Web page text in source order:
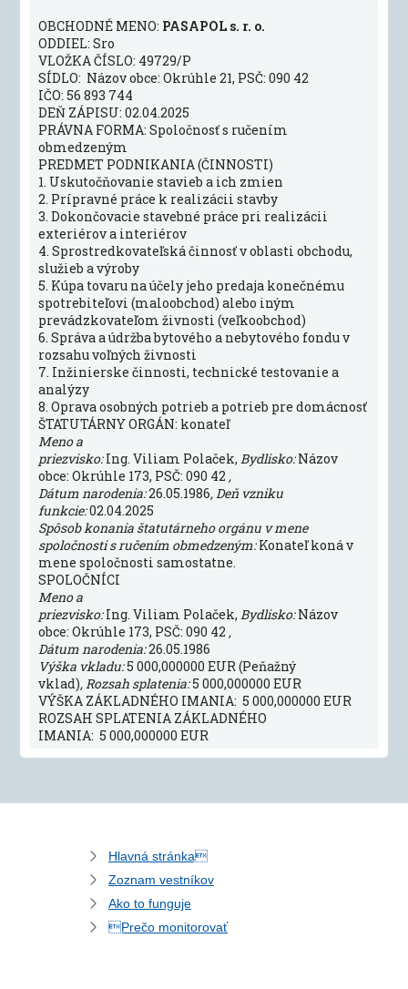
OBCHODNÉ MENO: PASAPOL s. r. o.
ODDIEL: Sro
VLOŽKA ČÍSLO: 49729/P
SÍDLO: Názov obce: Okrúhle 21, PSČ: 090 42
IČO: 56 893 744
DEŇ ZÁPISU: 02.04.2025
PRÁVNA FORMA: Spoločnosť s ručením
obmedzeným
PREDMET PODNIKANIA (ČINNOSTI)
1. Uskutočňovanie stavieb a ich zmien
2. Prípravné práce k realizácii stavby
3. Dokončovacie stavebné práce pri realizácii
exteriérov a interiérov
4. Sprostredkovateľská činnosť v oblasti obchodu,
služieb a výroby
5. Kúpa tovaru na účely jeho predaja konečnému
spotrebiteľovi (maloobchod) alebo iným
prevádzkovateľom živnosti (veľkoobchod)
6. Správa a údržba bytového a nebytového fondu v
rozsahu voľných živnosti
7. Inžinierske činnosti, technické testovanie a
analýzy
8. Oprava osobných potrieb a potrieb pre domácnosť
ŠTATUTÁRNY ORGÁN: konateľ
Meno a
priezvisko:Ing. Viliam Polaček,Bydlisko:Názov
obce: Okrúhle 173, PSČ: 090 42 ,
Dátum narodenia:26.05.1986, Deň vzniku
funkcie:02.04.2025
Spôsob konania štatutárneho orgánu v mene
spoločnosti s ručením obmedzeným:Konateľ koná v
mene spoločnosti samostatne.
SPOLOČNÍCI
Meno a
priezvisko:Ing. Viliam Polaček,Bydlisko:Názov
obce: Okrúhle 173, PSČ: 090 42 ,
Dátum narodenia:26.05.1986
Výška vkladu:5 000,000000 EUR (Peňažný
vklad), Rozsah splatenia:5 000,000000 EUR
VÝŠKA ZÁKLADNÉHO IMANIA: 5 000,000000 EUR
ROZSAH SPLATENIA ZÁKLADNÉHO
IMANIA: 5 000,000000 EUR
Hlavná stránka
Zoznam vestníkov
Ako to funguje
Prečo monitorovať